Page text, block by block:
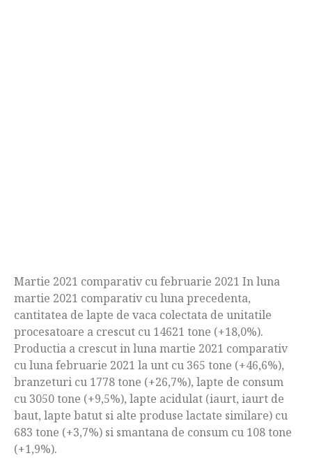
Martie 2021 comparativ cu februarie 2021 In luna
martie 2021 comparativ cu luna precedenta,
cantitatea de lapte de vaca colectata de unitatile
procesatoare a crescut cu 14621 tone (+18,0%).
Productia a crescut in luna martie 2021 comparativ
cu luna februarie 2021 la unt cu 365 tone (+46,6%),
branzeturi cu 1778 tone (+26,7%), lapte de consum
cu 3050 tone (+9,5%), lapte acidulat (iaurt, iaurt de
baut, lapte batut si alte produse lactate similare) cu
683 tone (+3,7%) si smantana de consum cu 108 tone
(+1,9%).